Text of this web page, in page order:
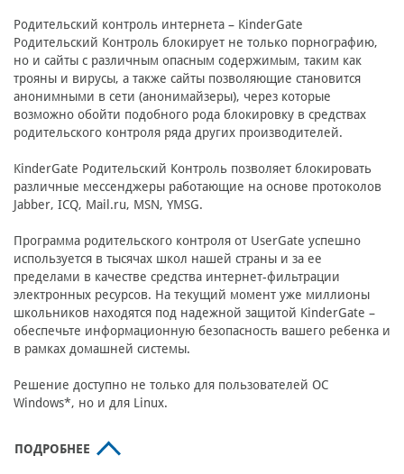
Родительский контроль интернета – KinderGate
Родительский Контроль блокирует не только порнографию,
но и сайты с различным опасным содержимым, таким как
трояны и вирусы, а также сайты позволяющие становится
анонимными в сети (анонимайзеры), через которые
возможно обойти подобного рода блокировку в средствах
родительского контроля ряда других производителей.
KinderGate Родительский Контроль позволяет блокировать
различные мессенджеры работающие на основе протоколов
Jabber, ICQ, Mail.ru, MSN, YMSG.
Программа родительского контроля от UserGate успешно
используется в тысячах школ нашей страны и за ее
пределами в качестве средства интернет-фильтрации
электронных ресурсов. На текущий момент уже миллионы
школьников находятся под надежной защитой KinderGate –
обеспечьте информационную безопасность вашего ребенка и
в рамках домашней системы.
Решение доступно не только для пользователей ОС
Windows*, но и для Linux.
ПОДРОБНЕЕ